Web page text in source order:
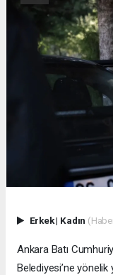
Erkek| Kadın
Ankara Batı
Belediyesi’ne